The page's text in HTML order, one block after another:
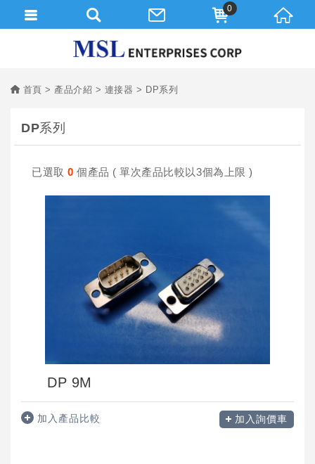
首頁 產品介紹 連接器 DP系列
DP系列
已選取 0個產品 ( 單次產品比較以3個為上限 )
DP 9M
加入產品比較 加入詢價車
0